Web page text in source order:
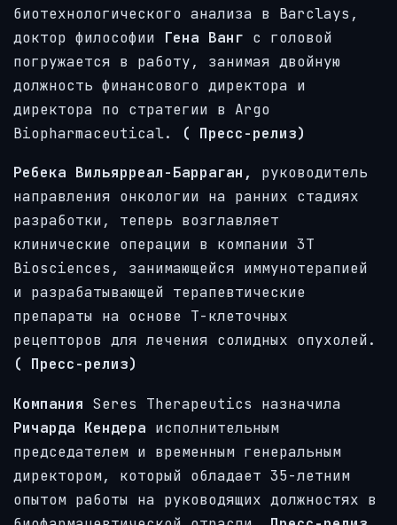
биотехнологического анализа в Barclays,
доктор философии Гена Ванг с головой
погружается в работу, занимая двойную
должность финансового директора и
директора по стратегии в Argo
Biopharmaceutical.
( Пресс-релиз)
Ребека Вильярреал-Барраган,
руководитель
направления онкологии на ранних стадиях
разработки, теперь возглавляет
клинические операции в компании 3T
Biosciences, занимающейся иммунотерапией
и разрабатывающей терапевтические
препараты на основе Т-клеточных
рецепторов для лечения солидных опухолей.
(
Пресс-релиз)
Компания Seres Therapeutics назначила
Ричарда Кендера исполнительным
председателем и временным генеральным
директором, который обладает 35-летним
опытом работы на руководящих должностях в